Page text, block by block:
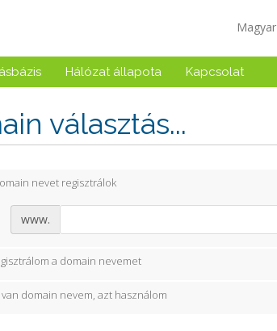
Magyar
Hálózat állapota Kapcsolat
választás...
nevet regisztrálok
www.
a domain nevemet
domain nevem, azt használom